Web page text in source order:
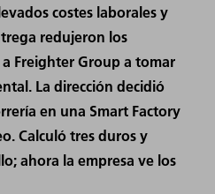
costes laborales y
redujeron los
Freighter Group a tomar
La dirección decidió
en una Smart Factory
Calculó tres duros y
ahora la empresa ve los